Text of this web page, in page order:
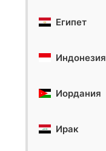
Египет
Индонезия
Иордания
Ирак